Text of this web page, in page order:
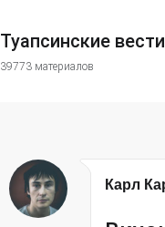
Туапсинские вести
39773 материалов
Карл